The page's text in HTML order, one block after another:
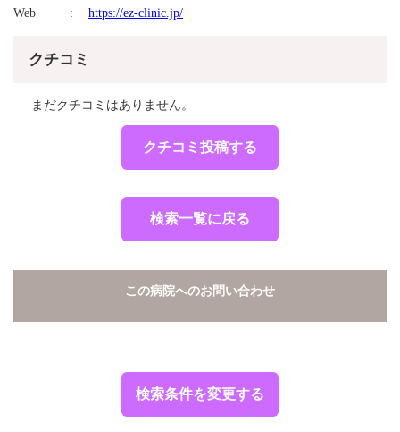
検索条件を変更する
Web
https://ez-clinic.jp/
クチコミ
まだクチコミはありません。
クチコミ投稿する
検索一覧に戻る
この病院へのお問い合わせ